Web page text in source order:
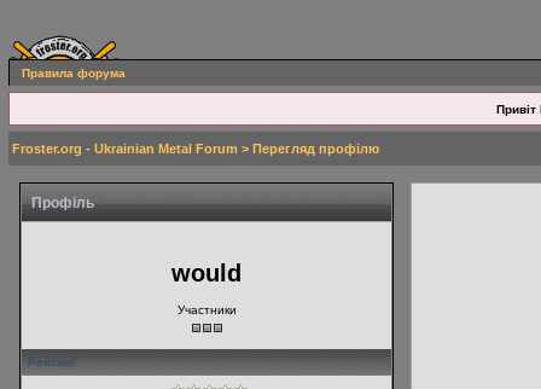
Правила форума
Привіт
Froster.org - Ukrainian Metal Forum > Перегляд профілю
Профіль
would
Участники
Рейтинг